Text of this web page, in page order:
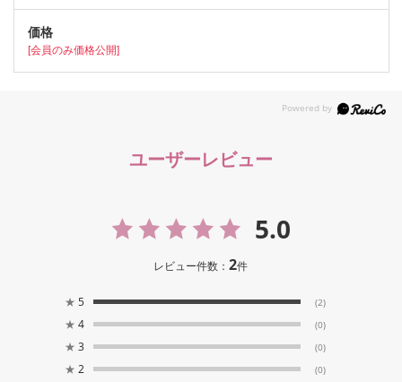
[会員のみ価格公開]
ユーザーレビュー
5.0
レビュー件数：2件
★ 5 (2)
★ 4 (0)
★ 3 (0)
★ 2 (0)